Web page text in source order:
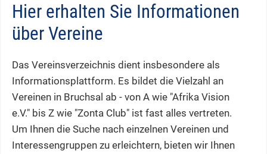
Hier erhalten Sie Informationen
über Vereine
Das Vereinsverzeichnis dient insbesondere als
Informationsplattform. Es bildet die Vielzahl an
Vereinen in Bruchsal ab - von A wie "Afrika Vision
e.V." bis Z wie "Zonta Club" ist fast alles vertreten.
Um Ihnen die Suche nach einzelnen Vereinen und
Interessengruppen zu erleichtern, bieten wir Ihnen